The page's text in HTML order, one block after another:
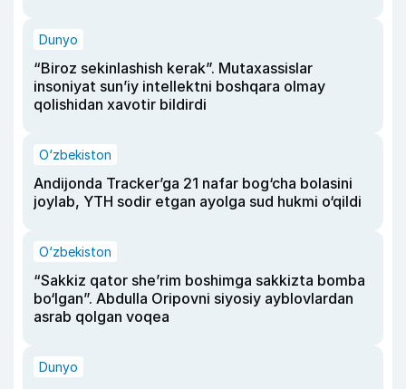
Dunyo
“Biroz sekinlashish kerak”. Mutaxassislar
insoniyat sun’iy intellektni boshqara olmay
qolishidan xavotir bildirdi
O‘zbekiston
Andijonda Tracker’ga 21 nafar bog‘cha bolasini
joylab, YTH sodir etgan ayolga sud hukmi o‘qildi
O‘zbekiston
“Sakkiz qator she’rim boshimga sakkizta bomba
bo‘lgan”. Abdulla Oripovni siyosiy ayblovlardan
asrab qolgan voqea
Dunyo